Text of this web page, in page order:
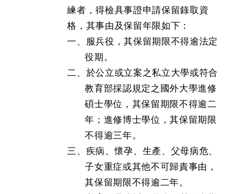
練者，得檢具事證申請保留錄取資
格，其事由及保留年限如下：
一、服兵役，其保留期限不得逾法定
役期。
二、於公立或立案之私立大學或符合
教育部採認規定之國外大學進修
碩士學位，其保留期限不得逾二
年；進修博士學位，其保留期限
不得逾三年。
三、疾病、懷孕、生產、父母病危、
子女重症或其他不可歸責事由，
其保留期限不得逾二年。